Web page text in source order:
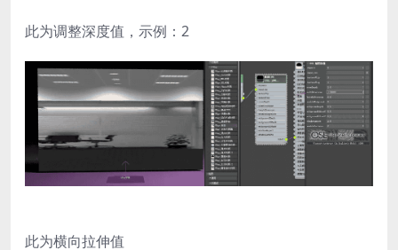
此为调整深度值，示例：2
此为横向拉伸值